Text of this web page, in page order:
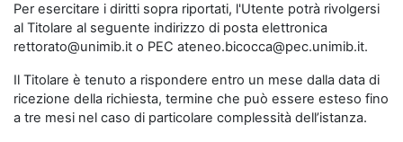
Per esercitare i diritti sopra riportati, l'Utente potrà rivolgersi
al Titolare al seguente indirizzo di posta elettronica
rettorato@unimib.it o PEC ateneo.bicocca@pec.unimib.it.
Il Titolare è tenuto a rispondere entro un mese dalla data di
ricezione della richiesta, termine che può essere esteso fino
a tre mesi nel caso di particolare complessità dell’istanza.